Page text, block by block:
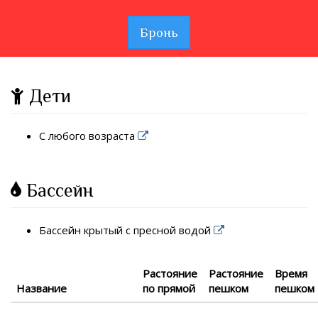
Бронь
Дети
С любого возраста
Бассейн
Бассейн крытый с пресной водой
Название
Растояние
по прямой
Растояние
пешком
Время
пешком